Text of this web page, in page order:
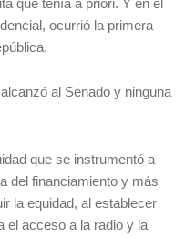
que tenía a priori. Y en el
ocurrió la primera
al Senado y ninguna
que se instrumentó a
del financiamiento y más
la equidad, al establecer
el acceso a la radio y la